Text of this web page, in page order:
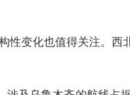
性变化也值得关注。